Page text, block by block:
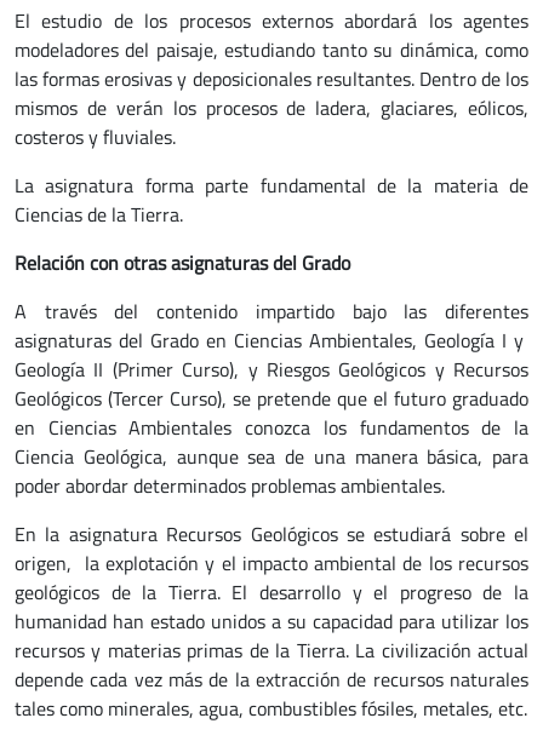
El estudio de los procesos externos abordará los agentes
modeladores del paisaje, estudiando tanto su dinámica, como
las formas erosivas y deposicionales resultantes. Dentro de los
mismos de verán los procesos de ladera, glaciares, eólicos,
costeros y fluviales.
La asignatura forma parte fundamental de la materia de
Ciencias de la Tierra.
Relación con otras asignaturas del Grado
A través del contenido impartido bajo las diferentes
asignaturas del Grado en Ciencias Ambientales, Geología I y
Geología II (Primer Curso), y Riesgos Geológicos y Recursos
Geológicos (Tercer Curso), se pretende que el futuro graduado
en Ciencias Ambientales conozca los fundamentos de la
Ciencia Geológica, aunque sea de una manera básica, para
poder abordar determinados problemas ambientales.
En la asignatura Recursos Geológicos se estudiará sobre el
origen, la explotación y el impacto ambiental de los recursos
geológicos de la Tierra. El desarrollo y el progreso de la
humanidad han estado unidos a su capacidad para utilizar los
recursos y materias primas de la Tierra. La civilización actual
depende cada vez más de la extracción de recursos naturales
tales como minerales, agua, combustibles fósiles, metales, etc.